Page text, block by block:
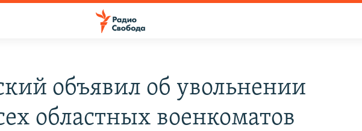
объявил об увольнении
областных военкоматов